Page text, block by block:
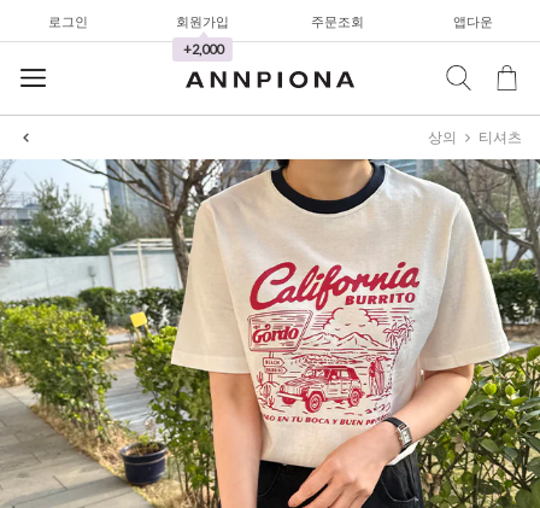
로그인
회원가입
+2,000
주문조회 앱다운
셔츠&블라우스
가디건/니트
와이드팬츠
한정세일
셔츠&블라우스
가디건/니트
상의 티셔츠